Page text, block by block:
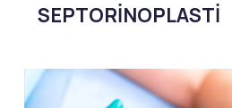
SEPTORINOPLASTI